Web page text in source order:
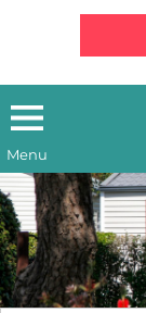
Menu